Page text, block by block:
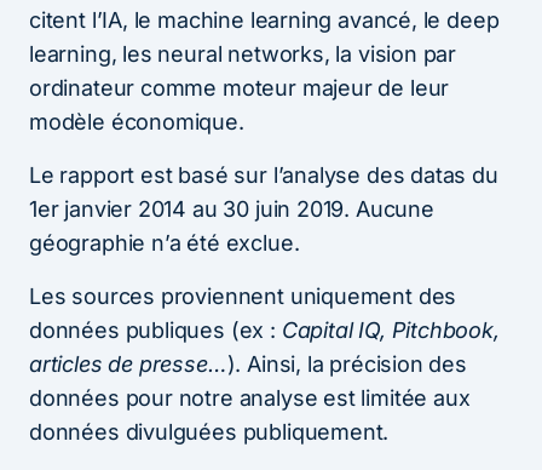
citent l’IA, le machine learning avancé, le deep
learning, les neural networks, la vision par
ordinateur comme moteur majeur de leur
modèle économique.
Le rapport est basé sur l’analyse des datas du
1er janvier 2014 au 30 juin 2019. Aucune
géographie n’a été exclue.
Les sources proviennent uniquement des
données publiques (ex : Capital IQ, Pitchbook,
articles de presse…). Ainsi, la précision des
données pour notre analyse est limitée aux
données divulguées publiquement.